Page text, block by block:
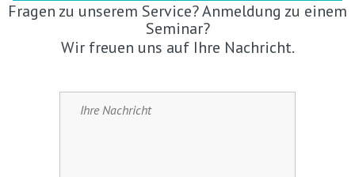
Fragen zu unserem Service? Anmeldung zu einem
Seminar?
Wir freuen uns auf Ihre Nachricht.